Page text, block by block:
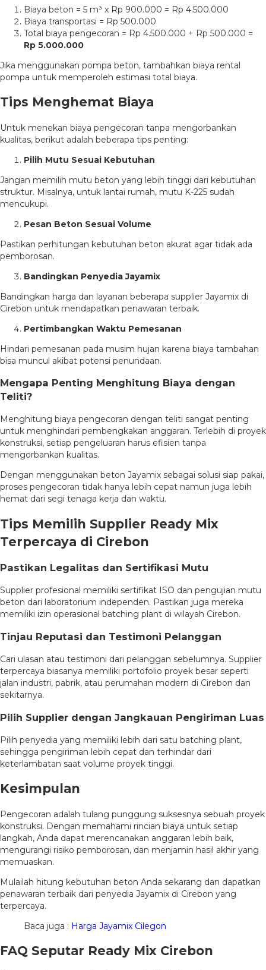
Biaya beton = 5 m³ x Rp 900.000 = Rp 4.500.000
Biaya transportasi = Rp 500.000
Total biaya pengecoran = Rp 4.500.000 + Rp 500.000 =
Rp 5.000.000
Jika menggunakan pompa beton, tambahkan biaya rental
pompa untuk memperoleh estimasi total biaya.
Tips Menghemat Biaya
Untuk menekan biaya pengecoran tanpa mengorbankan
kualitas, berikut adalah beberapa tips penting:
Pilih Mutu Sesuai Kebutuhan
Jangan memilih mutu beton yang lebih tinggi dari kebutuhan
struktur. Misalnya, untuk lantai rumah, mutu K-225 sudah
mencukupi.
Pesan Beton Sesuai Volume
Pastikan perhitungan kebutuhan beton akurat agar tidak ada
pemborosan.
Bandingkan Penyedia Jayamix
Bandingkan harga dan layanan beberapa supplier Jayamix di
Cirebon untuk mendapatkan penawaran terbaik.
Pertimbangkan Waktu Pemesanan
Hindari pemesanan pada musim hujan karena biaya tambahan
bisa muncul akibat potensi penundaan.
Mengapa Penting Menghitung Biaya dengan
Teliti?
Menghitung biaya pengecoran dengan teliti sangat penting
untuk menghindari pembengkakan anggaran. Terlebih di proyek
konstruksi, setiap pengeluaran harus efisien tanpa
mengorbankan kualitas.
Dengan menggunakan beton Jayamix sebagai solusi siap pakai,
proses pengecoran tidak hanya lebih cepat namun juga lebih
hemat dari segi tenaga kerja dan waktu.
Tips Memilih Supplier Ready Mix
Terpercaya di Cirebon
Pastikan Legalitas dan Sertifikasi Mutu
Supplier profesional memiliki sertifikat ISO dan pengujian mutu
beton dari laboratorium independen. Pastikan juga mereka
memiliki izin operasional batching plant di wilayah Cirebon.
Tinjau Reputasi dan Testimoni Pelanggan
Cari ulasan atau testimoni dari pelanggan sebelumnya. Supplier
terpercaya biasanya memiliki portofolio proyek besar seperti
jalan industri, pabrik, atau perumahan modern di Cirebon dan
sekitarnya.
Pilih Supplier dengan Jangkauan Pengiriman Luas
Pilih penyedia yang memiliki lebih dari satu batching plant,
sehingga pengiriman lebih cepat dan terhindar dari
keterlambatan saat volume proyek tinggi.
Kesimpulan
Pengecoran adalah tulang punggung suksesnya sebuah proyek
konstruksi. Dengan memahami rincian biaya untuk setiap
langkah, Anda dapat merencanakan anggaran lebih baik,
mengurangi risiko pemborosan, dan menjamin hasil akhir yang
memuaskan.
Mulailah hitung kebutuhan beton Anda sekarang dan dapatkan
penawaran terbaik dari penyedia Jayamix di Cirebon yang
terpercaya.
Baca juga : Harga Jayamix Cilegon
FAQ Seputar Ready Mix Cirebon